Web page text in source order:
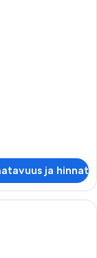
ja hinnat